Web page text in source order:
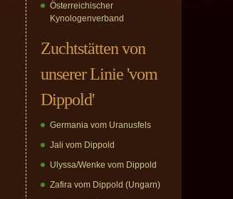
Österreichischer
Kynologenverband
Zuchtstätten von
unserer Linie 'vom
Dippold'
Germania vom Uranusfels
Jali vom Dippold
Ulyssa/Wenke vom Dippold
Zafira vom Dippold (Ungarn)